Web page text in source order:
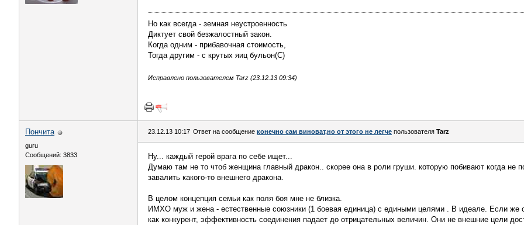
Но как всегда - земная неустроенность
Диктует свой безжалостный закон.
Когда одним - прибавочная стоимость,
Тогда другим - с крутых яиц бульон(С)
Исправлено пользователем Tarz (23.12.13 09:34)
Пончита
guru
Сообщений: 3833
23.12.13 10:17 Ответ на сообщение конечно сам виноват,но от этого не легче пользователя Tarz
Ну... каждый герой врага по себе ищет...
Думаю там не то чтоб женщина главный дракон.. скорее она в роли груши. которую побивают когда не
завалить какого-то внешнего дракона.
В целом концепция семьи как поля боя мне не близка.
ИМХО муж и жена - естественные союзники (1 боевая единица) с едиными целями . В идеале. Если же
как конкурент, эффективность соединения падает до отрицательных величин. Они не внешние цели